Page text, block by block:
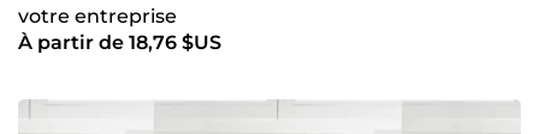
votre entreprise
À partir de 18,76 $US